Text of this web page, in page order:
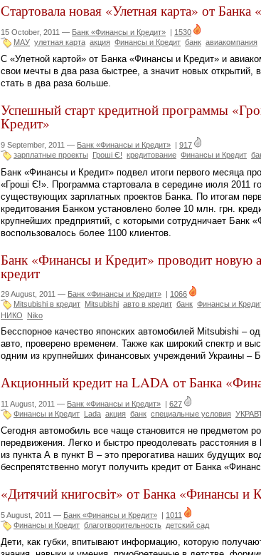
Стартовала новая «Улетная карта» от
15 October, 2011 — Банк «Финансы и Кредит» | 1530
МАУ улетная карта акция Финансы и Кредит банк авиакомпания
С «Улетной картой» от Банка «Финансы и Кредит» и
свои мечты в два раза быстрее, а значит новых открытий,
стать в два раза больше.
Успешный старт кредитной программы
Кредит»
9 September, 2011 — Банк «Финансы и Кредит» | 917
зарплатные проекты
Гроші Є! кредитование Финансы и Кредит
Банк «Финансы и Кредит» подвел итоги первого месяца
«Гроші Є!». Программа стартовала в середине июля 2011
существующих зарплатных проектов Банка. По итогам
кредитования Банком установлено более 10 млн. грн.
крупнейших предприятий, с которыми сотрудничает Банк
воспользовалось более 1100 клиентов.
Банк «Финансы и Кредит» проводит новую
кредит
29 August, 2011 — Банк «Финансы и Кредит»
1066
Mitsubishi в кредит Mitsubishi авто в кредит банк Финансы и
НИКО
Niko
Бесспорное качество японских автомобилей Mitsubishi –
авто, проверено временем. Также как широкий спектр и
одним из крупнейших финансовых учреждений Украины –
Акционный кредит на LADA от Банка
11 August, 2011 — Банк «Финансы и Кредит» | 627
Финансы и Кредит Lada акция банк специальные условия
Сегодня автомобиль все чаще становится не предметом
передвижения. Легко и быстро преодолевать расстояния
из пункта А в пункт В – это прерогатива наших будущих
беспрепятственно могут получить кредит от Банка
«Дитячий книгосвіт» от Банка «Финансы и
5 August, 2011 — Банк «Финансы и Кредит» | 1011
Финансы и Кредит благотворительность детский сад
Дети, как губки, впитывают информацию, которую